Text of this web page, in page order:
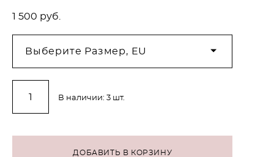
1 500 pуб.
Выберите Размер, EU
В наличии: 3 шт.
ДОБАВИТЬ В КОРЗИНУ